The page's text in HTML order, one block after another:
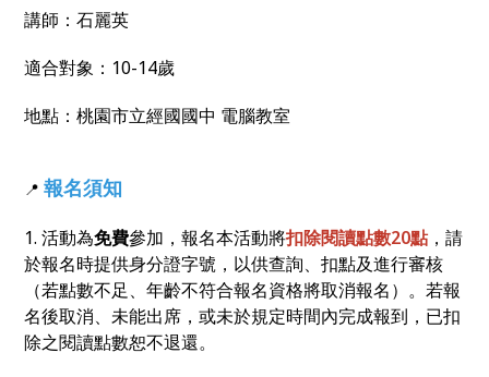
講師：石麗英
適合對象：10-14歲
地點：桃園市立經國國中 電腦教室
📍 報名須知
1. 活動為免費參加，報名本活動將扣除閱讀點數20點，請
於報名時提供身分證字號，以供查詢、扣點及進行審核
（若點數不足、年齡不符合報名資格將取消報名）。若報
名後取消、未能出席，或未於規定時間內完成報到，已扣
除之閱讀點數恕不退還。